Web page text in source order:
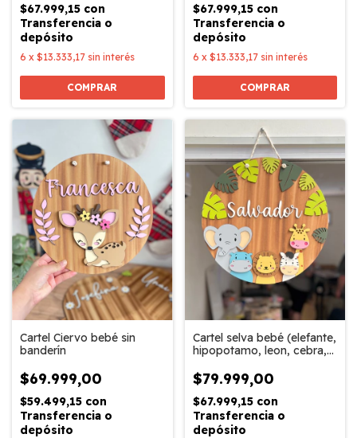
$67.999,15 con
Transferencia o
depósito
6 x $13.333,17 sin interés
COMPRAR
$67.999,15 con
Transferencia o
depósito
6 x $13.333,17 sin interés
COMPRAR
Cartel Ciervo bebé sin
banderín
$69.999,00
$59.499,15 con
Transferencia o
depósito
Cartel selva bebé (elefante,
hipopotamo, leon, cebra,
$79.999,00
$67.999,15 con
Transferencia o
depósito